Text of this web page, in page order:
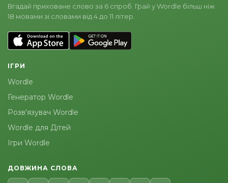
Вгадай приховане слово за 6 спроб. Грай у Wordle більш ніж
18 мовами зі словами від 4 до 11 літер.
ІГРИ
Wordle
Генератор Wordle
Розв'язувач Wordle
Wordle для Дітей
Ігри Wordle
ДОВЖИНА СЛОВА